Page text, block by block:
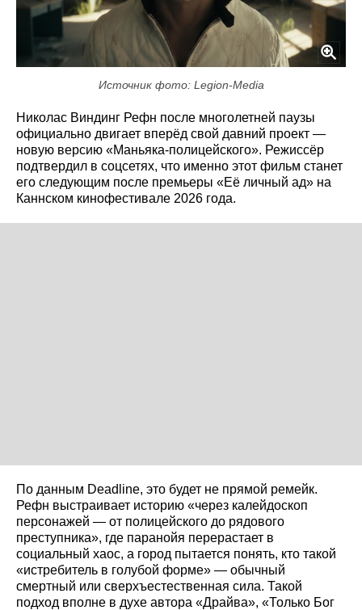
Источник фото: Legion-Media
Николас Виндинг Рефн после многолетней паузы
официально двигает вперёд свой давний проект —
новую версию «Маньяка-полицейского». Режиссёр
подтвердил в соцсетях, что именно этот фильм станет
его следующим после премьеры «Её личный ад» на
Каннском кинофестивале 2026 года.
По данным Deadline, это будет не прямой ремейк.
Рефн выстраивает историю «через калейдоскоп
персонажей — от полицейского до рядового
преступника», где паранойя перерастает в
социальный хаос, а город пытается понять, кто такой
«истребитель в голубой форме» — обычный
смертный или сверхъестественная сила. Такой
подход вполне в духе автора «Драйва», «Только Бог